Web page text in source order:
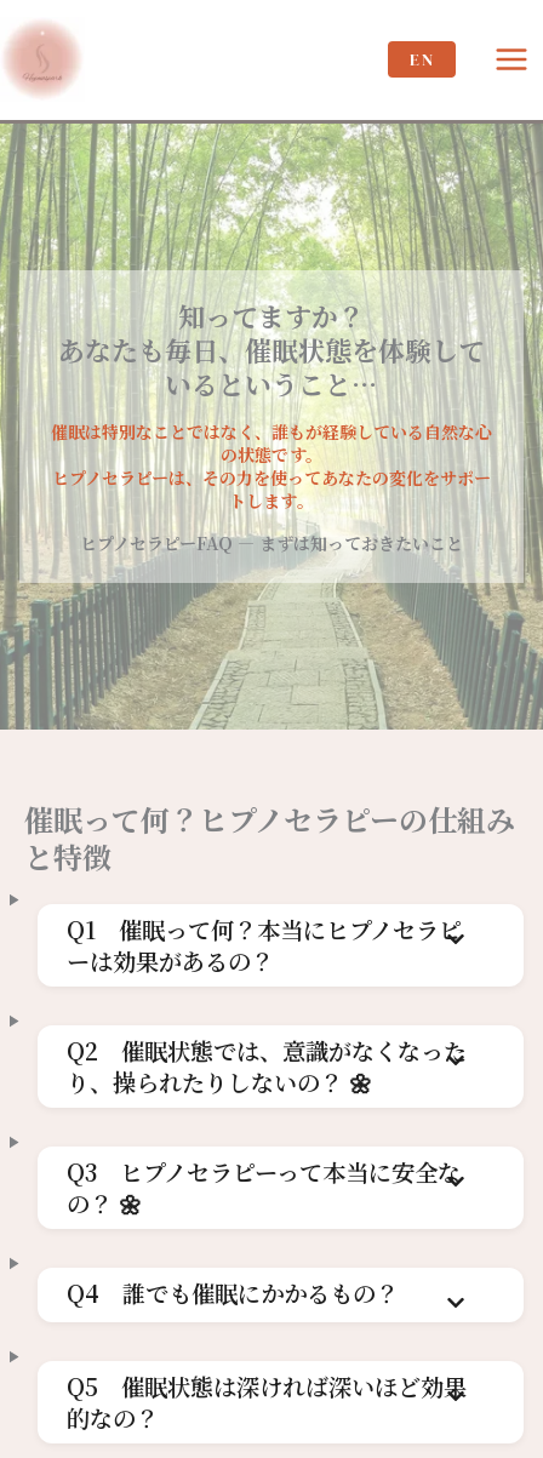
容
を
キ
ッ
プ
EN
知ってますか？
あなたも毎日、催眠状態を体験して
いるということ…
催眠は特別なことではなく、誰もが経験している自然な心
の状態です。
ヒプノセラピーは、その力を使ってあなたの変化をサポー
トします。
ヒプノセラピーFAQ — まずは知っておきたいこと
催眠って何？ヒプノセラピーの仕組み
と特徴
Q1 催眠って何？本当にヒプノセラピ
ーは効果があるの？
Q2 催眠状態では、意識がなくなった
り、操られたりしないの？ 🌼
Q3 ヒプノセラピーって本当に安全な
の？ 🌼
Q4 誰でも催眠にかかるもの？
Q5 催眠状態は深ければ深いほど効果
的なの？